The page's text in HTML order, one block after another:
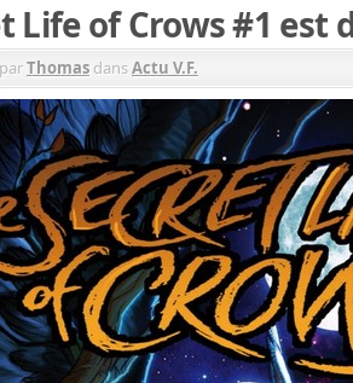
Life of Crows #1 est
Thomas dansActu V.F.